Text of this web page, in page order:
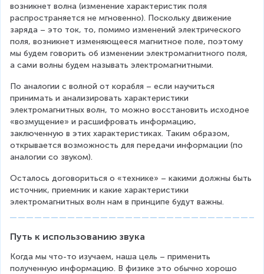
возникнет волна (изменение характеристик поля
распространяется не мгновенно). Поскольку движение
заряда – это ток, то, помимо изменений электрического
поля, возникнет изменяющееся магнитное поле, поэтому
мы будем говорить об изменении электромагнитного поля,
а сами волны будем называть электромагнитными.
По аналогии с волной от корабля – если научиться
принимать и анализировать характеристики
электромагнитных волн, то можно восстановить исходное
«возмущение» и расшифровать информацию,
заключенную в этих характеристиках. Таким образом,
открывается возможность для передачи информации (по
аналогии со звуком).
Осталось договориться о «технике» – какими должны быть
источник, приемник и какие характеристики
электромагнитных волн нам в принципе будут важны.
Путь к использованию звука
Когда мы что-то изучаем, наша цель – применить
полученную информацию. В физике это обычно хорошо